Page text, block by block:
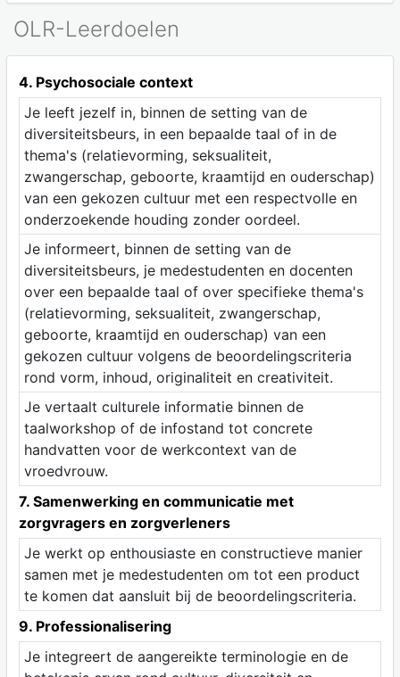
OLR-Leerdoelen
4. Psychosociale context
Je leeft jezelf in, binnen de setting van de
diversiteitsbeurs, in een bepaalde taal of in de
thema's (relatievorming, seksualiteit,
zwangerschap, geboorte, kraamtijd en ouderschap)
van een gekozen cultuur met een respectvolle en
onderzoekende houding zonder oordeel.
Je informeert, binnen de setting van de
diversiteitsbeurs, je medestudenten en docenten
over een bepaalde taal of over specifieke thema's
(relatievorming, seksualiteit, zwangerschap,
geboorte, kraamtijd en ouderschap) van een
gekozen cultuur volgens de beoordelingscriteria
rond vorm, inhoud, originaliteit en creativiteit.
Je vertaalt culturele informatie binnen de
taalworkshop of de infostand tot concrete
handvatten voor de werkcontext van de
vroedvrouw.
7. Samenwerking en communicatie met
zorgvragers en zorgverleners
Je werkt op enthousiaste en constructieve manier
samen met je medestudenten om tot een product
te komen dat aansluit bij de beoordelingscriteria.
9. Professionalisering
Je integreert de aangereikte terminologie en de